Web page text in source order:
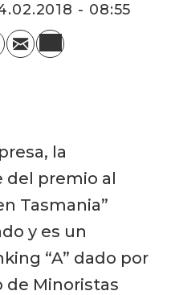
- 08:55
la
del premio al
Tasmania”
y es un
“A” dado por
de Minoristas